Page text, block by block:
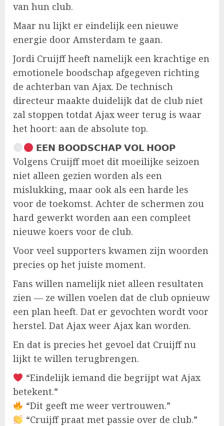
van hun club.
Maar nu lijkt er eindelijk een nieuwe
energie door Amsterdam te gaan.
Jordi Cruijff heeft namelijk een krachtige en
emotionele boodschap afgegeven richting
de achterban van Ajax. De technisch
directeur maakte duidelijk dat de club niet
zal stoppen totdat Ajax weer terug is waar
het hoort: aan de absolute top.
𝗘𝗘𝗡 𝗕𝗢𝗢𝗗𝗦𝗖𝗛𝗔𝗣 𝗩𝗢𝗟 𝗛𝗢𝗢𝗣
Volgens Cruijff moet dit moeilijke seizoen
niet alleen gezien worden als een
mislukking, maar ook als een harde les
voor de toekomst. Achter de schermen zou
hard gewerkt worden aan een compleet
nieuwe koers voor de club.
Voor veel supporters kwamen zijn woorden
precies op het juiste moment.
Fans willen namelijk niet alleen resultaten
zien — ze willen voelen dat de club opnieuw
een plan heeft. Dat er gevochten wordt voor
herstel. Dat Ajax weer Ajax kan worden.
En dat is precies het gevoel dat Cruijff nu
lijkt te willen terugbrengen.
“Eindelijk iemand die begrijpt wat Ajax
betekent.”
“Dit geeft me weer vertrouwen.”
“Cruijff praat met passie over de club.”